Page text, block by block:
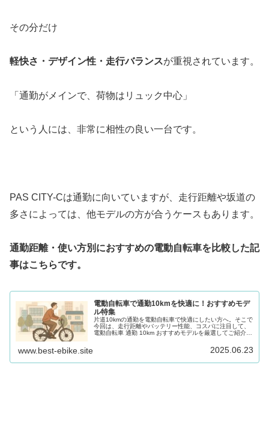
その分だけ
軽快さ・デザイン性・走行バランスが重視されています。
「通勤がメインで、荷物はリュック中心」
という人には、非常に相性の良い一台です。
PAS CITY-Cは通勤に向いていますが、走行距離や坂道の
多さによっては、他モデルの方が合うケースもあります。
通勤距離・使い方別におすすめの電動自転車を比較した記
事はこちらです。
電動自転車で通勤10kmを快適に！おすすめモデ
ル特集
片道10kmの通勤を電動自転車で快適にしたい方へ。そこで
今回は、走行距離やバッテリー性能、コスパに注目して、
電動自転車 通勤 10km おすすめモデルを厳選してご紹介し
約10kmのおすすめモデルの選び方も解説しています。
www.best-ebike.site 2025.06.23